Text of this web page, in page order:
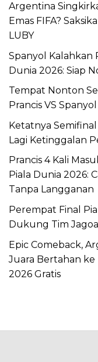
Argentina
Emas FIFA?
LUBY
Spanyol Kalahkan
Dunia 2026: Siap
Tempat Nonton
Prancis VS Spanyol
Ketatnya Semifinal
Lagi Ketinggalan
Prancis 4 Kali
Piala Dunia 2026:
Tanpa Langganan
Perempat Final
Dukung Tim
Epic Comeback,
Juara Bertahan ke
2026 Gratis